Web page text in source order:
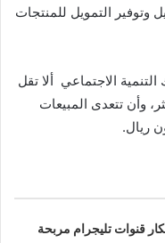
وتوفير التمويل للمنتجات
الاجتماعي ألا تقل
وأن تتعدى المبيعات
قنوات تليجرام مربحة